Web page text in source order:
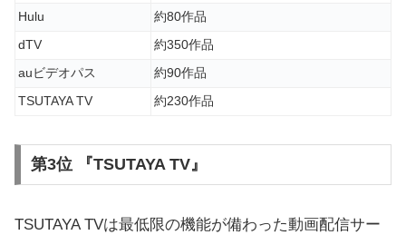
Hulu 約80作品
dTV 約350作品
auビデオパス 約90作品
TSUTAYA TV 約230作品
第3位 『TSUTAYA TV』
TSUTAYA TVは最低限の機能が備わった動画配信サー